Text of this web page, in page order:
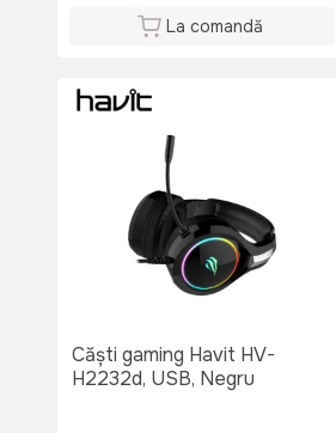
La comandă
Căști gaming Havit HV-
H2232d, USB, Negru